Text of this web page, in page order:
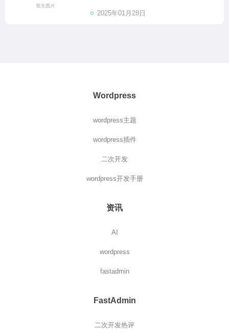
2025年01月28日
Wordpress
wordpress主题
wordpress插件
二次开发
wordpress开发手册
资讯
AI
wordpress
fastadmin
FastAdmin
二次开发热评